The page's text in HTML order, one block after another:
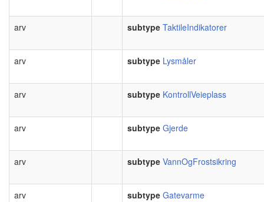
arv subtype TaktileIndikatorer
arv subtype Lysmåler
arv subtype KontrollVeieplass
arv subtype Gjerde
arv subtype VannOgFrostsikring
arv subtype Gatevarme